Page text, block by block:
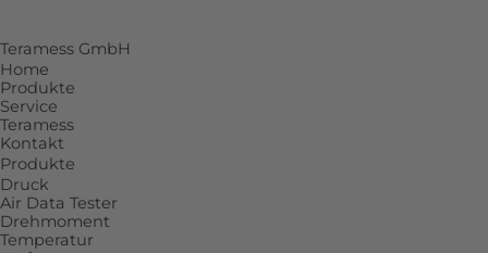
Teramess GmbH
Home
Produkte
Service
Teramess
Kontakt
Produkte
Druck
Air Data Tester
Drehmoment
Temperatur